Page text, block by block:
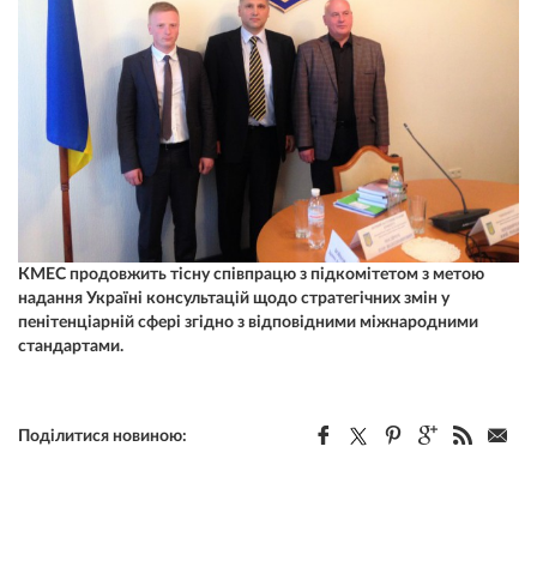
КМЕС продовжить тісну співпрацю з підкомітетом з метою
надання Україні консультацій щодо стратегічних змін у
пенітенціарній сфері згідно з відповідними міжнародними
стандартами.
Поділитися новиною: